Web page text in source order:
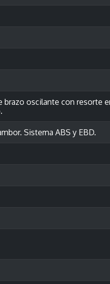
oscilante con resorte
Sistema ABS y EBD.